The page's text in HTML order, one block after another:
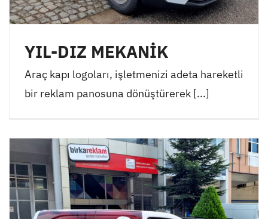
YIL-DIZ MEKANİK
Araç kapı logoları, işletmenizi adeta hareketli
bir reklam panosuna dönüştürerek [...]